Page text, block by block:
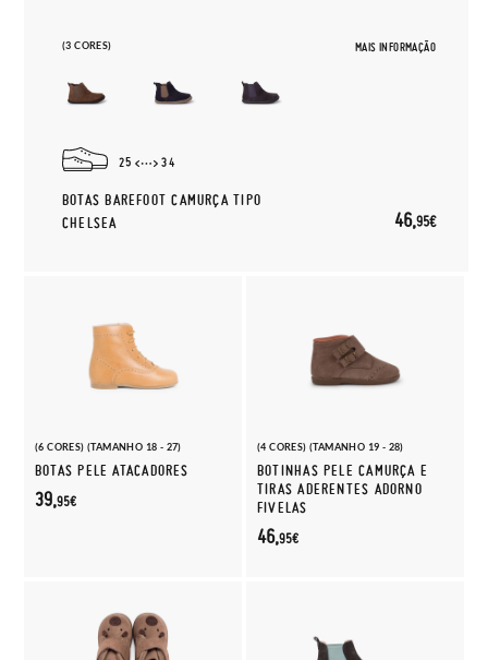
(3 CORES) MAIS INFORMAÇÃO
25 34
BOTAS BAREFOOT CAMURÇA TIPO
CHELSEA
46,95€
(6 CORES) (TAMANHO 18 - 27)
BOTAS PELE ATACADORES
39,95€
(4 CORES) (TAMANHO 19 - 28)
BOTINHAS PELE CAMURÇA E
TIRAS ADERENTES ADORNO
FIVELAS
46,95€